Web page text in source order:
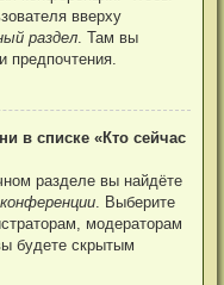
вверху
раздел. Там вы
предпочтения.
в списке «Кто сейчас
разделе вы найдёте
. Выберите
модераторам
будете скрытым